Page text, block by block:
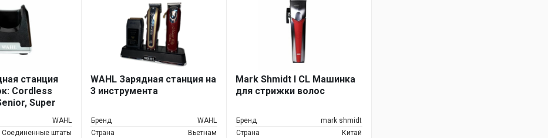
станция
Cordless
Super
WAHL
Соединенные штаты
WAHL Зарядная станция на
3 инструмента
Бренд
WAHL
Страна
Вьетнам
Mark Shmidt I CL Машинка
для стрижки волос
Бренд
mark shmidt
Страна
Китай